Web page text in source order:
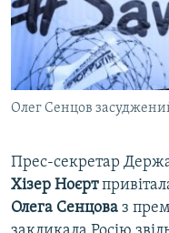
ВІДЕОУРОКИ «ELIFBE»
СВІДЧЕННЯ ОКУПАЦІЇ
УКРАЇНСЬКА ПРОБЛЕМА
ІНФОГРАФІКА
Русский
Qırımtatar
ДОЛУЧАЙСЯ!
Усі сайти RFE/RL
Олег Сенцов
Прес-секретар
Хізер Ноєрт
Олега Сенцова з